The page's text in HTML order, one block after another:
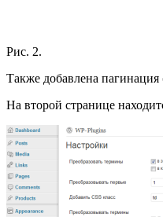
Рис. 2.
Также добавлена
На второй странице